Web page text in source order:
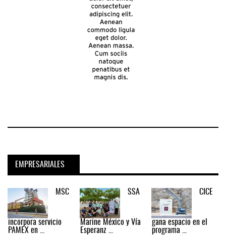
EMPRESARIALES
MSC
incorpora servicio
PAMEX en ...
SSA
Marine México y Vía
Esperanz ...
CICE
gana espacio en el
programa ...